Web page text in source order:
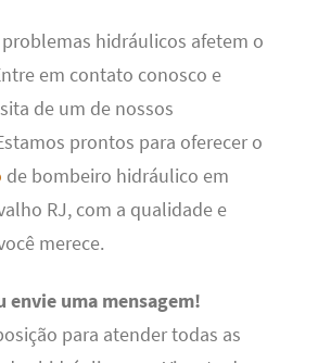
hidráulicos afetem o
em contato conosco e
de um de nossos
prontos para oferecer o
de bombeiro hidráulico em
RJ, com a qualidade e
merece.
envie uma mensagem!
para atender todas as